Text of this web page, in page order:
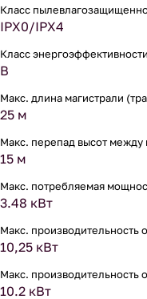
Класс
IPX0/IPX4
Класс энергоэффективности
B
Макс. длина магистрали
25 м
Макс. перепад высот
15 м
Макс. потребляемая
3.48 кВт
Макс. производительность
10,25 кВт
Макс. производительность
10.2 кВт